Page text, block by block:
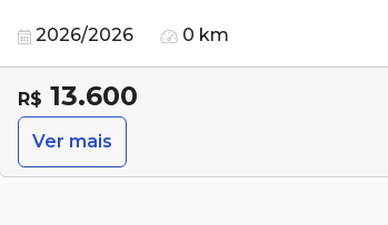
2026/2026 0 km
R$ 13.600
Ver mais